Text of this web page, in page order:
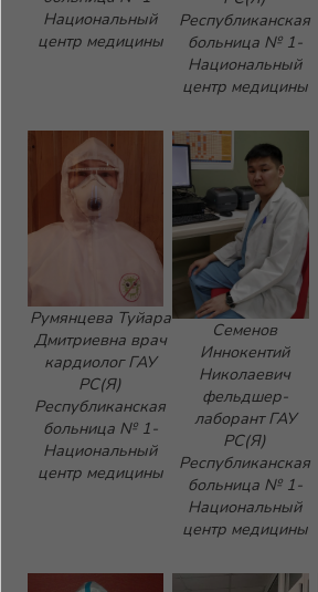
Национальный
центр медицины
Республиканская
больница № 1-
Национальный
центр медицины
Румянцева Туйара
Дмитриевна врач
кардиолог ГАУ
РС(Я)
Республиканская
больница № 1-
Национальный
центр медицины
Семенов
Иннокентий
Николаевич
фельдшер-
лаборант ГАУ
РС(Я)
Республиканская
больница № 1-
Национальный
центр медицины